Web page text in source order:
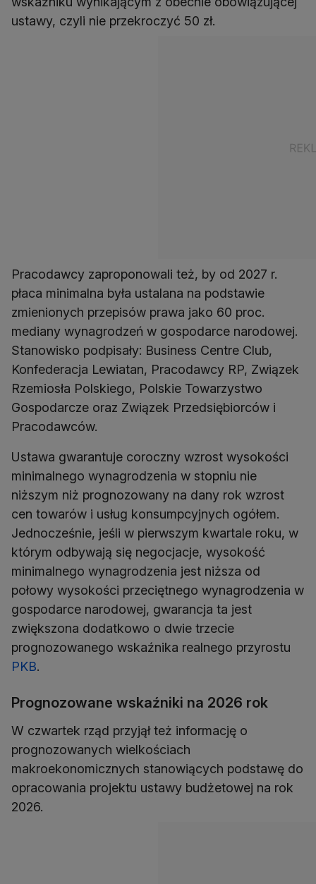
Pracodawcy zaproponowali też, by od 2027 r.
płaca minimalna była ustalana na podstawie
zmienionych przepisów prawa jako 60 proc.
mediany wynagrodzeń w gospodarce narodowej.
Stanowisko podpisały: Business Centre Club,
Konfederacja Lewiatan, Pracodawcy RP, Związek
Rzemiosła Polskiego, Polskie Towarzystwo
Gospodarcze oraz Związek Przedsiębiorców i
Ustawa gwarantuje coroczny wzrost wysokości
minimalnego wynagrodzenia w stopniu nie
niższym niż prognozowany na dany rok wzrost
cen towarów i usług konsumpcyjnych ogółem.
Jednocześnie, jeśli w pierwszym kwartale roku, w
którym odbywają się negocjacje, wysokość
minimalnego wynagrodzenia jest niższa od
połowy wysokości przeciętnego wynagrodzenia w
gospodarce narodowej, gwarancja ta jest
zwiększona dodatkowo o dwie trzecie
prognozowanego wskaźnika realnego przyrostu
PKB.
Prognozowane wskaźniki na 2026 rok
W czwartek rząd przyjął też informację o
prognozowanych wielkościach
makroekonomicznych stanowiących podstawę do
opracowania projektu ustawy budżetowej na rok
2026.